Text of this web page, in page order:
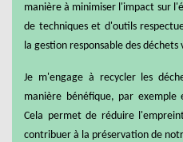
manière à minimiser l'impact sur
de techniques et d'outils
la gestion responsable des déchets
Je m'engage à recycler les
manière bénéfique, par
Cela permet de réduire
contribuer à la préservation de